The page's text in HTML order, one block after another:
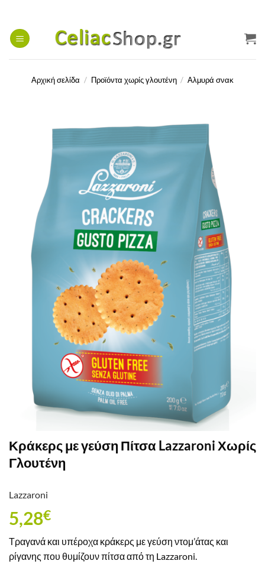
περιεχόμενο
Αρχική σελίδα / Προϊόντα χωρίς γλουτένη / Αλμυρά σνακ
Κράκερς με γεύση Πίτσα Lazzaroni Χωρίς
Γλουτένη
Lazzaroni
5,28€
Τραγανά και υπέροχα κράκερς με γεύση ντομ’άτας και
ρίγανης που θυμίζουν πίτσα από τη Lazzaroni.